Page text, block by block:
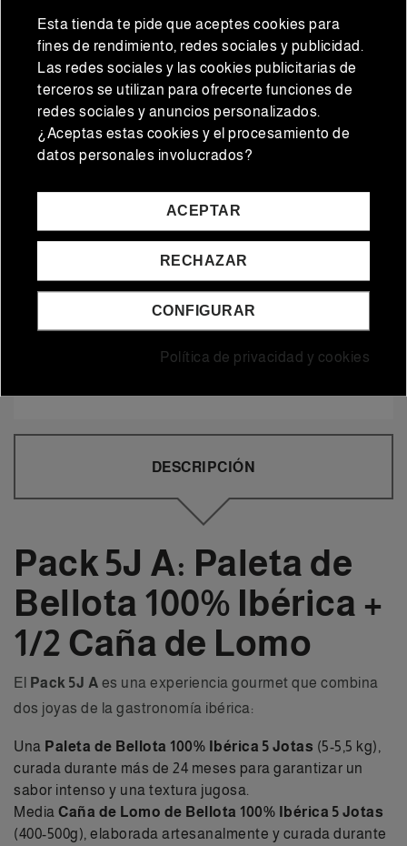
Morcón de bellota
ibérico 100% 5 Jotas 1 kg
aprox.
57,00 €
AÑADIR A LA CESTA
Fuera de stock
Loncheado paleta
bellota 100% 959 80
gramos
9,50 € 11,88 €
DESCRIPCIÓN
Pack 5J A: Paleta de
Bellota 100% Ibérica +
1/2 Caña de Lomo
El Pack 5J A es una experiencia gourmet que combina
dos joyas de la gastronomía ibérica:
Una Paleta de Bellota 100% Ibérica 5 Jotas (5-5,5 kg),
curada durante más de 24 meses para garantizar un
sabor intenso y una textura jugosa.
Media Caña de Lomo de Bellota 100% Ibérica 5 Jotas
(400-500g), elaborada artesanalmente y curada durante
Esta tienda te pide que aceptes cookies para
fines de rendimiento, redes sociales y publicidad.
Las redes sociales y las cookies publicitarias de
terceros se utilizan para ofrecerte funciones de
redes sociales y anuncios personalizados.
¿Aceptas estas cookies y el procesamiento de
datos personales involucrados?
ACEPTAR
RECHAZAR
CONFIGURAR
Política de privacidad y cookies